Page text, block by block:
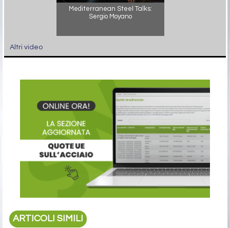
Mediterranean Steel Talks:
Sergio Moyano
Altri video
ARTICOLI SIMILI